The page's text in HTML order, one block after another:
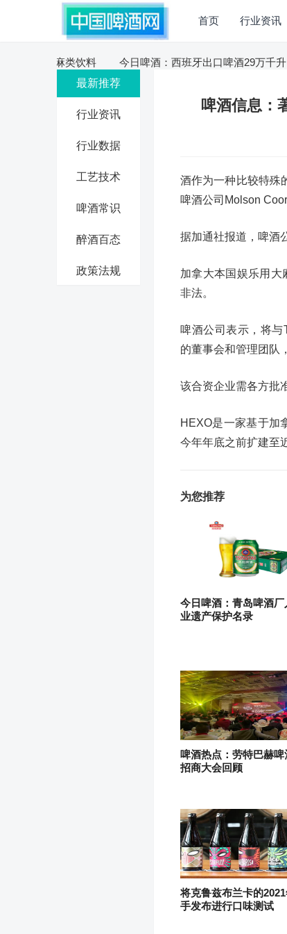
首页 行业资讯
开发大麻类饮料 今日啤酒：西班牙出口啤酒29万千升，
最新推荐
行业资讯
行业数据
工艺技术
啤酒常识
醉酒百态
政策法规
啤酒信息：
酒作为一种比较特殊
啤酒公司Molson
据加通社报道，啤酒
加拿大本国娱乐用大
非法。
啤酒公司表示，将与
的董事会和管理团队
该合资企业需各方批
HEXO是一家基于加
今年年底之前扩建至
为您推荐
今日啤酒：青岛啤酒厂
业遗产保护名录
啤酒热点：劳特巴赫啤
招商大会回顾
将克鲁兹布兰卡的
手发布进行口味测试